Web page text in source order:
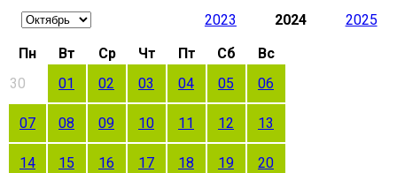
2023 2024 2025
Пн Вт Ср Чт Пт Сб
Вс
30
01 02 03 04 05 06
07 08 09 10 11 12 13
14 15 16 17 18 19 20